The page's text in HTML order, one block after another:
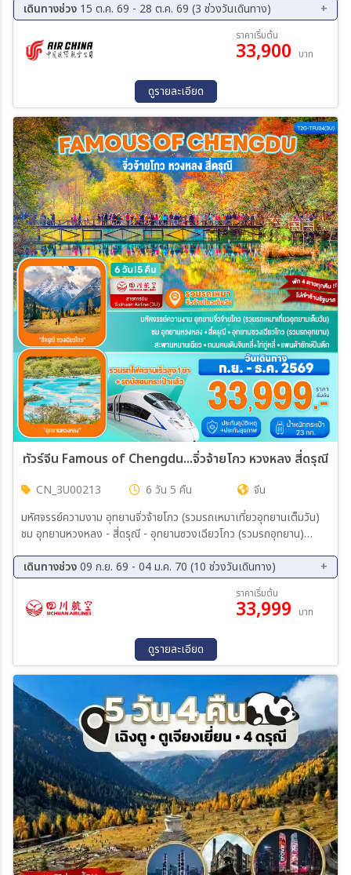
อุทยาน+กระเช้า) – เมืองเม่าเสี้ยน – ภูเขาสี่ดรุณี – หุบเขาซวงเฉียวโกว
(รวมรถอุทยาน) – เมืองตูเจียงเยี่ยน – สะพานโบราณหนานเฉียว น้ำตาสี
ฟ้า – เฉิงตู – วัดต้าฉือ – ไท่กู่หลี่ – IFS (แพนด้าปีนตึก) – ถนนคนเดินชูล
ซีลู่ – ถนนโบราณซอยกว้างซอยแคบ – เมนูพิเศษ! สุกี้หม่าล่าเสฉวน
เดินทางช่วง 15 ต.ค. 69 - 28 ต.ค. 69 (3 ช่วงวันเดินทาง)
18 ต.ค. 69 - 24 ต.ค. 69
22 ต.ค. 69 - 28 ต.ค. 69
ราคาเริ่มต้น
33,900 บาท
ดูรายละเอียด
ทัวร์จีน Famous of Chengdu...จิ่วจ้ายโกว หวงหลง สี่ดรุณี รถ
CN_3U00213 6 วัน 5 คืน
จีน
มหัศจรรย์ความงาม อุทยานจิ่วจ้ายโกว (รวมรถเหมาเที่ยวอุทยานเต็มวัน)
ชม อุทยานหวงหลง - สี่ดรุณี - อุทยานซวงเฉียวโกว (รวมรถอุทยาน)
เดินทางช่วง09 ก.ย. 69 - 04 ม.ค. 70 (10 ช่วงวันเดินทาง)
16 ก.ย. 69 - 21 ก.ย. 69
08 ต.ค. 69 - 13 ต.ค. 69
21 ต.ค. 69 - 26 ต.ค. 69
29 ต.ค. 69 - 03 พ.ย. 69
11 พ.ย. 69 - 16 พ.ย. 69
02 ธ.ค. 69 - 07 ธ.ค. 69
30 ธ.ค. 69 - 04 ม.ค. 70
ราคาเริ่มต้น
33,999 บาท
ดูรายละเอียด